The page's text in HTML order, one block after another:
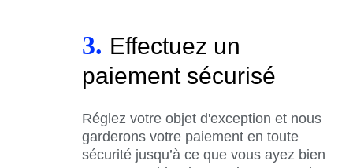
3. Effectuez un
paiement sécurisé
Réglez votre objet d'exception et nous
garderons votre paiement en toute
sécurité jusqu’à ce que vous ayez bien